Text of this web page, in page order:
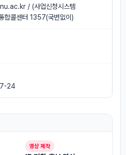
/ (사업신청시스템
합콜센터 1357(국번없이)
24
영상 제작